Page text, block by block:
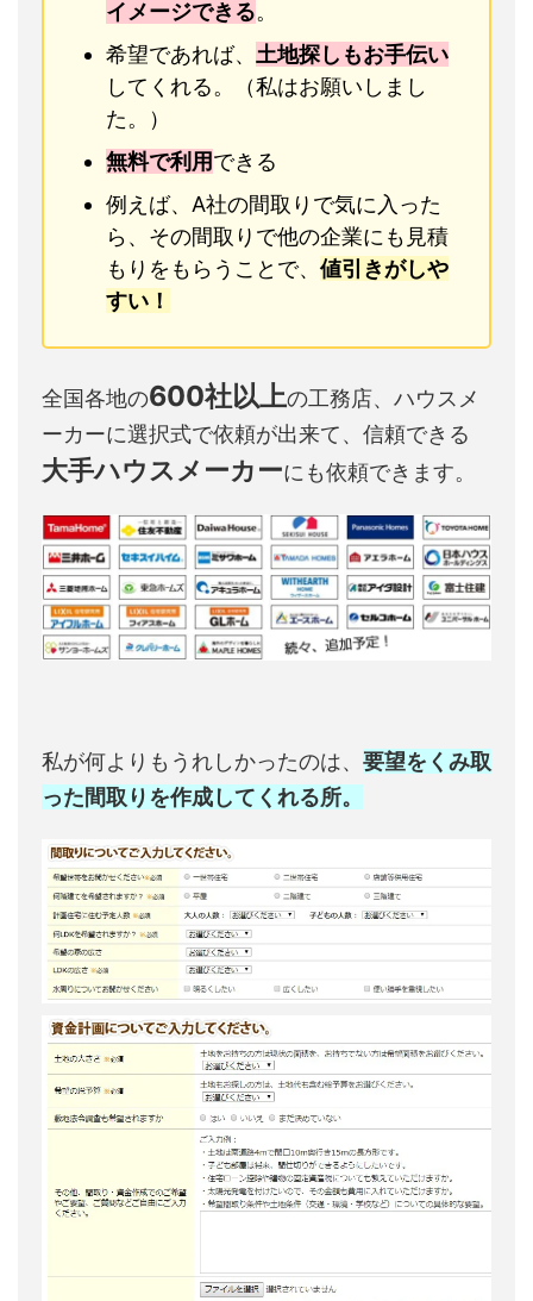
イメージできる。
希望であれば、 土地探しもお手伝い
してくれる。（私はお願いしまし
た。）
無料で利用できる
例えば、A社の間取りで気に入った
ら、その間取りで他の企業にも見積
もりをもらうことで、 値引きがしや
すい！
全国各地の600社以上の工務店、ハウスメ
ーカーに選択式で依頼が出来て、信頼できる
大手ハウスメーカーにも依頼できます。
私が何よりもうれしかったのは、 要望をくみ取
った間取りを作成してくれる所。